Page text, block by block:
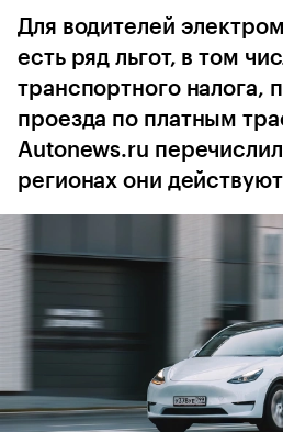
Для водителей
есть ряд льгот, в том
транспортного налога,
проезда по платным
Autonews.ru
регионах они действуют